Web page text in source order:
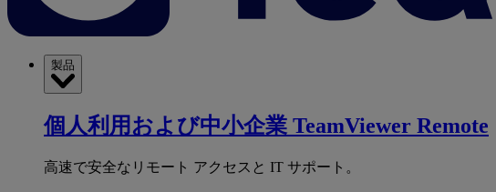
製品
個人利用および中小企業 TeamViewer Remote
高速で安全なリモート アクセスと IT サポート。